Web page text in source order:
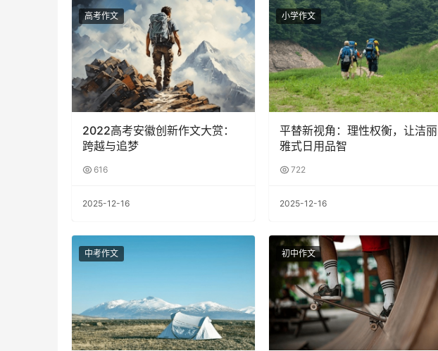
高考作文
2022高考安徽创新作文大赏：
跨越与追梦
616
2025-12-16
小学作文
平替新视角：理性权衡，让洁丽
雅式日用品智
722
2025-12-16
中考作文 初中作文